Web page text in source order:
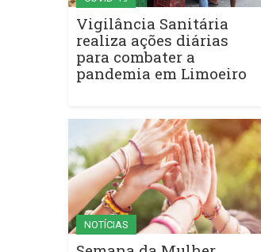
Vigilância Sanitária
realiza ações diárias
para combater a
pandemia em Limoeiro
NOTÍCIAS